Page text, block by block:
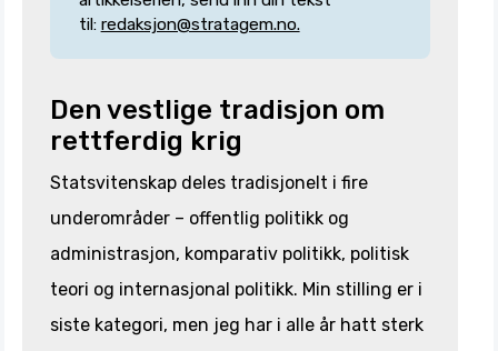
til: redaksjon@stratagem.no.
Den vestlige tradisjon om
rettferdig krig
Statsvitenskap deles tradisjonelt i fire
underområder – offentlig politikk og
administrasjon, komparativ politikk, politisk
teori og internasjonal politikk. Min stilling er i
siste kategori, men jeg har i alle år hatt sterk